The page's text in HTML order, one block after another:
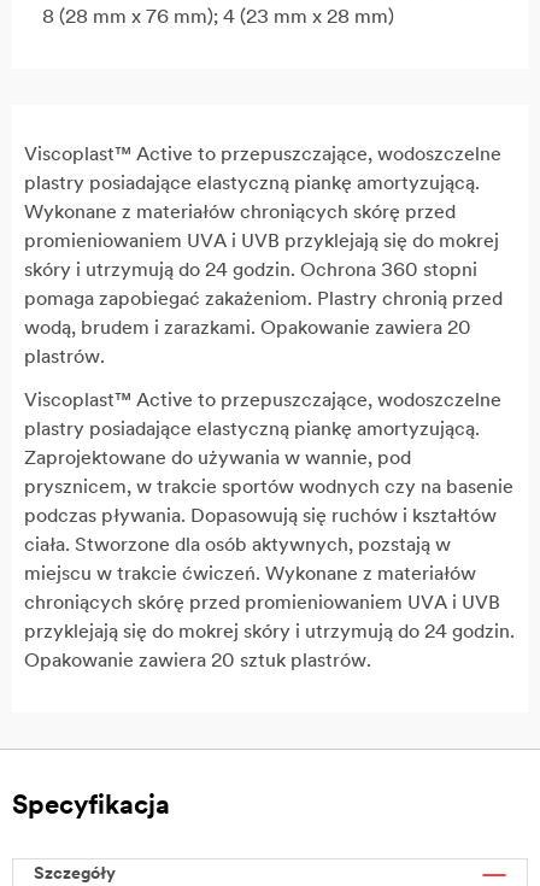
8 (28 mm x 76 mm); 4 (23 mm x 28 mm)
Viscoplast™ Active to przepuszczające, wodoszczelne
plastry posiadające elastyczną piankę amortyzującą.
Wykonane z materiałów chroniących skórę przed
promieniowaniem UVA i UVB przyklejają się do mokrej
skóry i utrzymują do 24 godzin. Ochrona 360 stopni
pomaga zapobiegać zakażeniom. Plastry chronią przed
wodą, brudem i zarazkami. Opakowanie zawiera 20
plastrów.
Viscoplast™ Active to przepuszczające, wodoszczelne
plastry posiadające elastyczną piankę amortyzującą.
Zaprojektowane do używania w wannie, pod
prysznicem, w trakcie sportów wodnych czy na basenie
podczas pływania. Dopasowują się ruchów i kształtów
ciała. Stworzone dla osób aktywnych, pozstają w
miejscu w trakcie ćwiczeń. Wykonane z materiałów
chroniących skórę przed promieniowaniem UVA i UVB
przyklejają się do mokrej skóry i utrzymują do 24 godzin.
Opakowanie zawiera 20 sztuk plastrów.
Specyfikacja
Szczegóły